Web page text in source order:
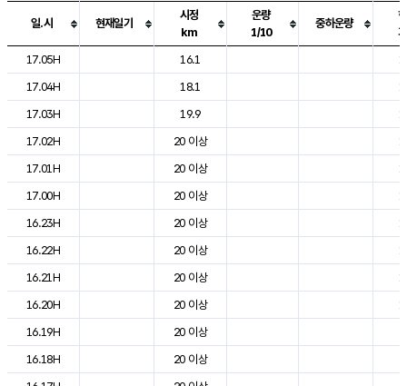
도시별 기상실황표로 지점, 날씨, 기온, 강수, 바람, 기압등을 안내한 표입
일.시 현재일기
시정
km
운량
1/10
중하운량
17.05H
16.1
17.04H
18.1
17.03H
19.9
17.02H
20 이상
17.01H
20 이상
17.00H
20 이상
16.23H
20 이상
16.22H
20 이상
16.21H
20 이상
16.20H
20 이상
16.19H
20 이상
16.18H
20 이상